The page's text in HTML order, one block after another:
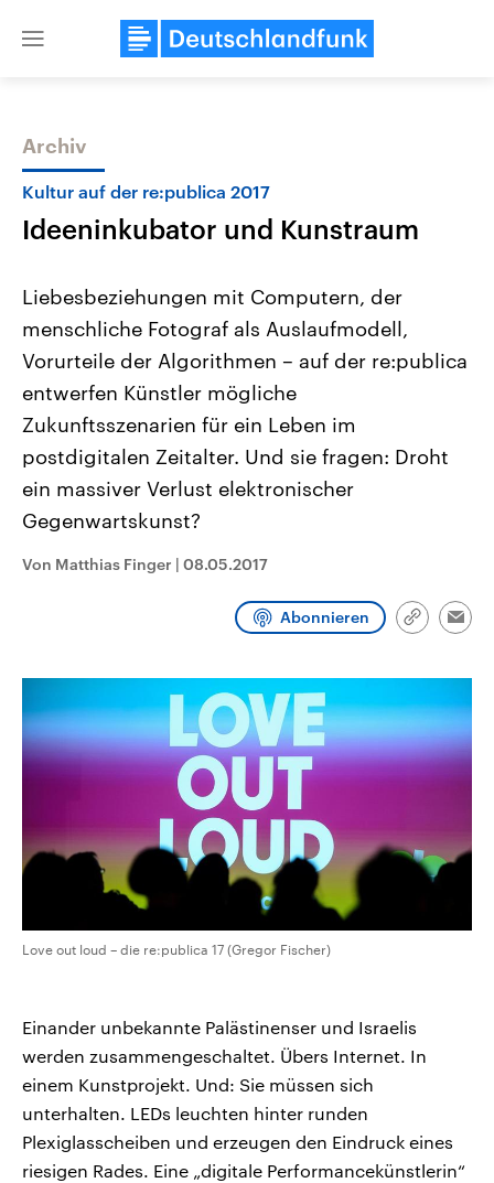
Close
Themen
Landtagswahl Sachsen-Anhalt
2026
Alle Informationen
Sachsen-Anhalt wählt am 6.
September 2026 einen neuen
Landtag. Seit 2021 wird das
Bundesland von einer Koalition aus
Umfragen, Prognosen,
und Hintergründe zu den Parteien
und Kandidaten der anstehenden
Aktuelle Beiträge,
Hintergründe
Wirtschaftlich und
gehören die Vereinigten
den mächtigsten Ländern
mit großem Einfluss auf
Sendungen Programm
Archiv
Kultur auf der re:publica 2017
Ideeninkubator und Kunstraum
Liebesbeziehungen mit Computern, der
menschliche Fotograf als Auslaufmodell,
Vorurteile der Algorithmen – auf der re:publica
entwerfen Künstler mögliche
Zukunftsszenarien für ein Leben im
postdigitalen Zeitalter. Und sie fragen: Droht
ein massiver Verlust elektronischer
Gegenwartskunst?
Von Matthias Finger | 08.05.2017
Abonnieren
Link
Love out loud – die re:publica 17 (Gregor Fischer)
Einander unbekannte Palästinenser und Israelis
werden zusammengeschaltet. Übers Internet. In
einem Kunstprojekt. Und: Sie müssen sich
unterhalten. LEDs leuchten hinter runden
Plexiglasscheiben und erzeugen den Eindruck eines
riesigen Rades. Eine „digitale Performancekünstlerin“